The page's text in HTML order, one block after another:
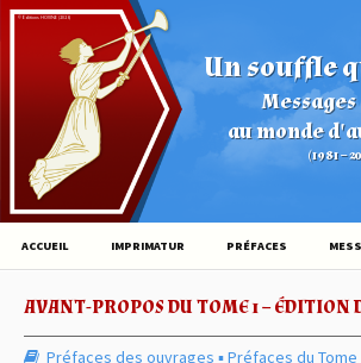
Un souffle
au monde
(1981 –
© Éditions HOVINE (2026)
ACCUEIL IMPRIMATUR PRÉFACES
AVANT-PROPOS DU TOME 1 – ÉDITION
Préfaces des ouvrages ▪︎Préfaces du Tome